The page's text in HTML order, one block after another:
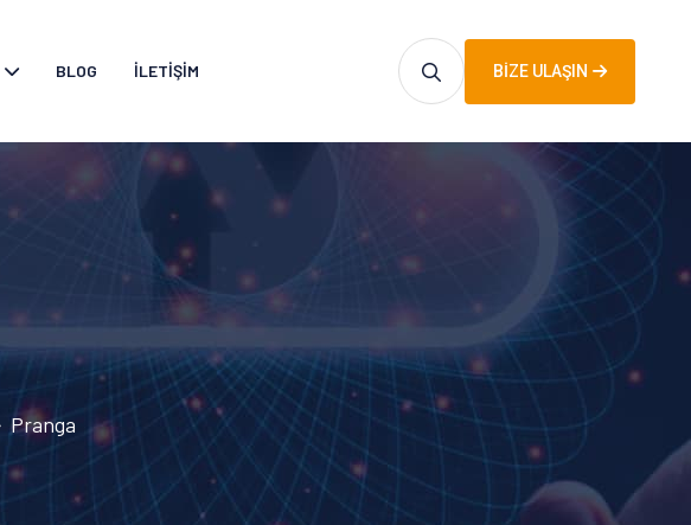
BLOG İLETIŞIM BIZE ULAŞIN
Pranga